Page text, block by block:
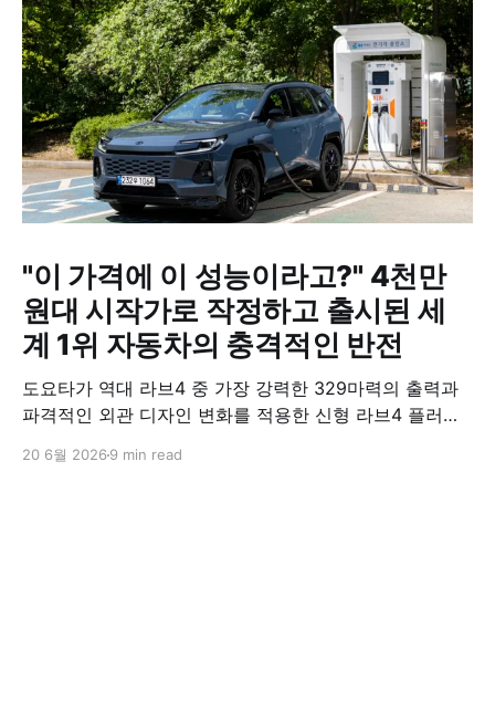
"이 가격에 이 성능이라고?" 4천만
원대 시작가로 작정하고 출시된 세
계 1위 자동차의 충격적인 반전
도요타가 역대 라브4 중 가장 강력한 329마력의 출력과
파격적인 외관 디자인 변화를 적용한 신형 라브4 플러그
충전이 가능하고 전기 모드로만 70km 이상 주행할 수 있
20 6월 2026 9 min read